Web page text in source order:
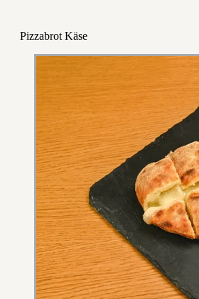
Pizzabrot Käse